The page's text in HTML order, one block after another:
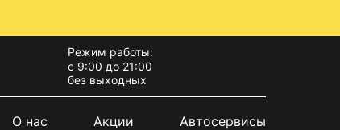
Режим работы:
с 9:00 до 21:00
без выходных
О нас Акции Автосервисы